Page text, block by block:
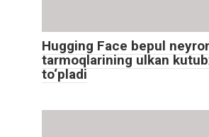
Hugging Face bepul
tarmoqlarining ulkan
to‘pladi